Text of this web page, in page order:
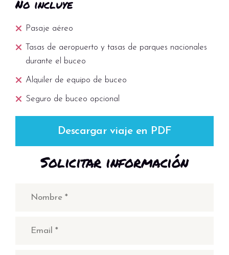
No incluye
Pasaje aéreo
Tasas de aeropuerto y tasas de parques nacionales
durante el buceo
Alquiler de equipo de buceo
Seguro de buceo opcional
Descargar viaje en PDF
Solicitar información